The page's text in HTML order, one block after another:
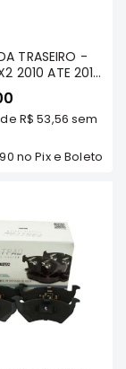
TRASEIRO -
2010 ATE 2012
de R$ 53,56 sem
no Pix e Boleto